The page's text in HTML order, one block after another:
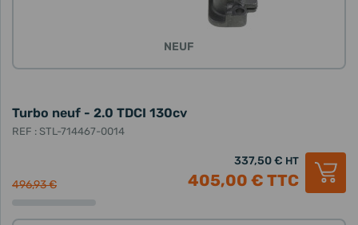
NEUF
Turbo neuf - 2.0 TDCI 130cv
REF : STL-714467-0014
496,93 €
337,50 € HT
405,00 € TTC